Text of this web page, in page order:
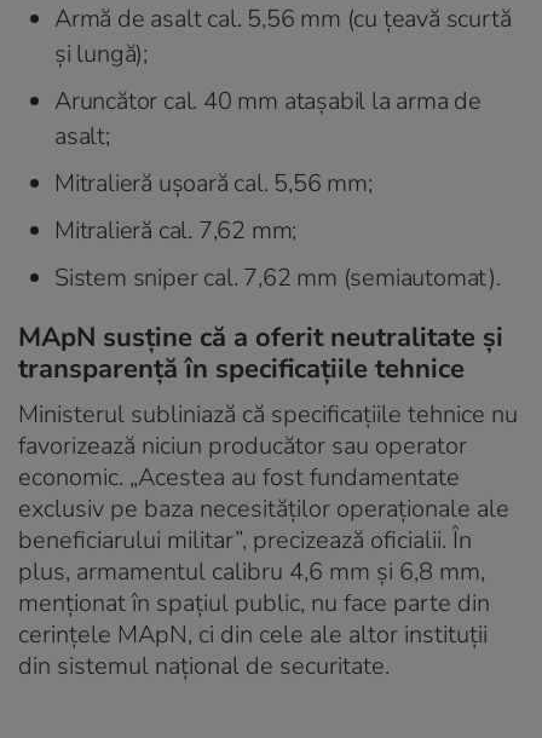
Armă de asalt cal. 5,56 mm (cu țeavă scurtă
și lungă);
Aruncător cal. 40 mm atașabil la arma de
asalt;
Mitralieră ușoară cal. 5,56 mm;
Mitralieră cal. 7,62 mm;
Sistem sniper cal. 7,62 mm (semiautomat).
MApN susține că a oferit neutralitate și
transparență în specificațiile tehnice
Ministerul subliniază că specificațiile tehnice nu
favorizează niciun producător sau operator
economic. „Acestea au fost fundamentate
exclusiv pe baza necesităților operaționale ale
beneficiarului militar”, precizează oficialii. În
plus, armamentul calibru 4,6 mm și 6,8 mm,
menționat în spațiul public, nu face parte din
cerințele MApN, ci din cele ale altor instituții
din sistemul național de securitate.